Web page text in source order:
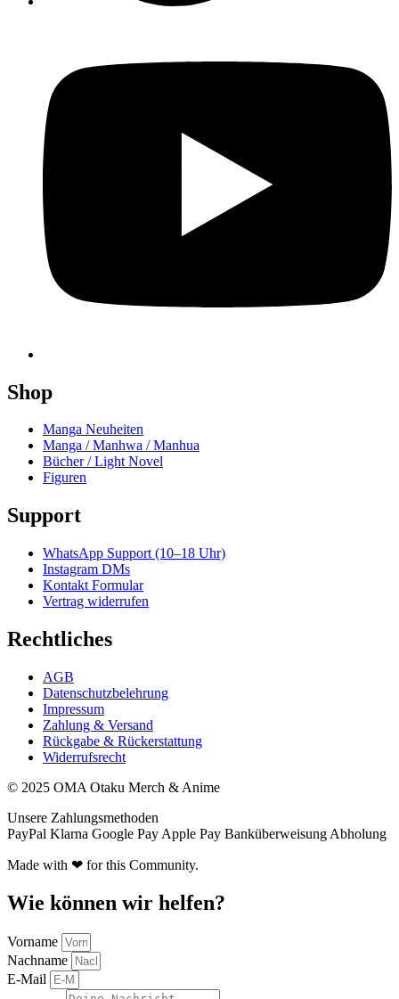
Shop
Manga Neuheiten
Manga / Manhwa / Manhua
Bücher / Light Novel
Figuren
Support
WhatsApp Support (10–18 Uhr)
Instagram DMs
Kontakt Formular
Vertrag widerrufen
Rechtliches
AGB
Datenschutzbelehrung
Impressum
Zahlung & Versand
Rückgabe & Rückerstattung
Widerrufsrecht
© 2025 OMA Otaku Merch & Anime
Unsere Zahlungsmethoden
PayPal Klarna Google Pay Apple Pay Banküberweisung Abholung
Made with ❤ for this Community.
Wie können wir helfen?
Vorname
Nachname
E-Mail